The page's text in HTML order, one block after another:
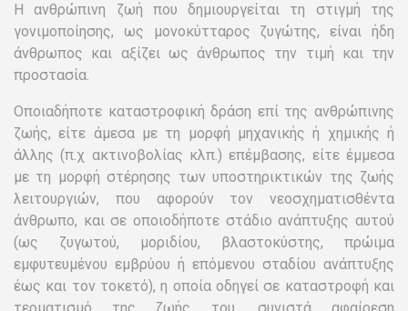
Η ανθρώπινη ζωή που δημιουργείται τη στιγμή της
γονιμοποίησης, ως μονοκύτταρος ζυγώτης, είναι ήδη
άνθρωπος και αξίζει ως άνθρωπος την τιμή και την
προστασία.
Οποιαδήποτε καταστροφική δράση επί της ανθρώπινης
ζωής, είτε άμεσα με τη μορφή μηχανικής ή χημικής ή
άλλης (π.χ ακτινοβολίας κλπ.) επέμβασης, είτε έμμεσα
με τη μορφή στέρησης των υποστηρικτικών της ζωής
λειτουργιών, που αφορούν τον νεοσχηματισθέντα
άνθρωπο, και σε οποιοδήποτε στάδιο ανάπτυξης αυτού
(ως ζυγωτού, μοριδίου, βλαστοκύστης, πρώιμα
εμφυτευμένου εμβρύου ή επόμενου σταδίου ανάπτυξης
έως και τον τοκετό), η οποία οδηγεί σε καταστροφή και